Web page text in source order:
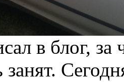
в блог,